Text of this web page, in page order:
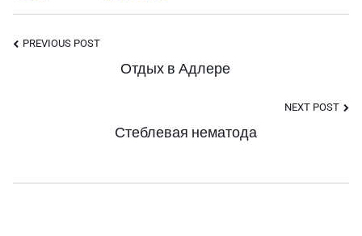
Post
Navigation
PREVIOUS POST
Отдых в Адлере
NEXT POST
Стеблевая нематода